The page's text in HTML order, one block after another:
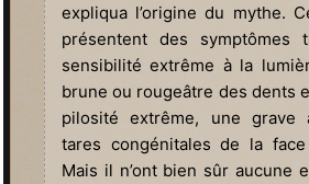
expliqua l’origine du mythe.
présentent des symptômes
sensibilité extrême à la
brune ou rougeâtre des dents
pilosité extrême, une grave
tares congénitales de la
Mais il n’ont bien sûr aucune